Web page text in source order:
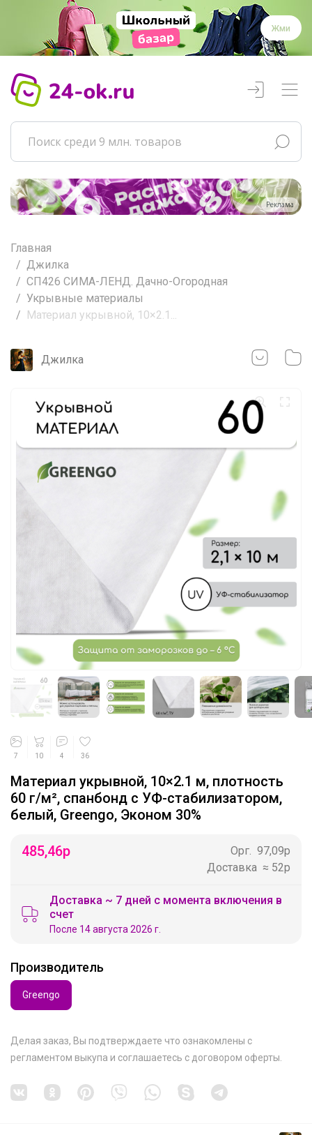
Жми
Реклама
Главная
Джилка
СП426 СИМА-ЛЕНД. Дачно-Огородная
Укрывные материалы
Материал укрывной, 10×2.1...
Джилка
7 10 4 36
Материал укрывной, 10×2.1 м, плотность
60 г/м², спанбонд с УФ-стабилизатором,
белый, Greengo, Эконом 30%
485,46р Орг. 97,09р
Доставка ≈ 52р
Доставка ~ 7 дней с момента включения в
счет
После 14 августа 2026 г.
Производитель
Greengo
Делая заказ, Вы подтверждаете что ознакомлены с
регламентом выкупа и соглашаетесь с договором оферты